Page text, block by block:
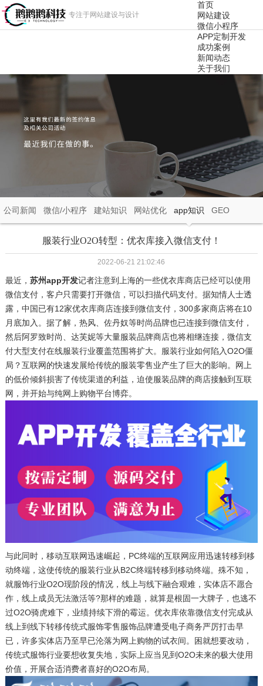
专注于网站建设与设计
首页
网站建设
微信小程序
APP定制开发
成功案例
新闻动态
关于我们
公司新闻 微信/小程序 建站知识 网站优化 app知识 GEO
服装行业O2O转型：优衣库接入微信支付！
2022-06-21 21:02:46
最近， 苏州app开发记者注意到上海的一些优衣库商店已经可以使用
微信支付，客户只需要打开微信，可以扫描代码支付。据知情人士透
露，中国已有12家优衣库商店连接到微信支付，300多家商店将在10
月底加入。据了解，热风、佐丹奴等时尚品牌也已连接到微信支付，
然后阿罗致时尚、达芙妮等大量服装品牌商店也将相继连接，微信支
付大型支付在线服装行业覆盖范围将扩大。服装行业如何陷入O2O僵
局？互联网的快速发展给传统的服装零售业产生了巨大的影响。网上
的低价倾斜损害了传统渠道的利益，迫使服装品牌的商店接触到互联
网，并开始与纯网上购物平台博弈。
与此同时，移动互联网迅速崛起，PC终端的互联网应用迅速转移到移
动终端，这使传统的服装行业从B2C终端转移到移动终端。殊不知，
就服饰行业O2O现阶段的情况，线上与线下融合艰难，实体店不愿合
作，线上成员无法激活等?那样的难题，就算是根固一大牌子，也逃不
过O2O骑虎难下，业绩持续下滑的霉运。优衣库依靠微信支付完成从
线上到线下转移传统式服饰零售服饰品牌遭受电子商务严厉打击早
已，许多实体店乃至早已沦落为网上购物的试衣间。困就想要改动，
传统式服饰行业要想收复失地，实际上应当见到O2O未来的极大使用
价值，开展合适消费者喜好的O2O布局。